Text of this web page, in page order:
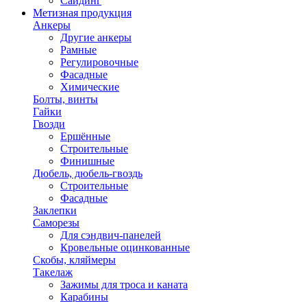
Метизная продукция
Анкеры
Другие анкеры
Рамные
Регулировочные
Фасадные
Химические
Болты, винты
Гайки
Гвозди
Ершённые
Строительные
Финишные
Дюбель, дюбель-гвоздь
Строительные
Фасадные
Заклепки
Саморезы
Для сэндвич-панелей
Кровельные оцинкованные
Скобы, кляймеры
Такелаж
Зажимы для троса и каната
Карабины